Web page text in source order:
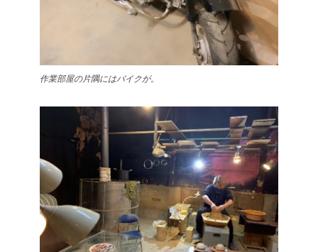
作業部屋の片隅にはバイクが。